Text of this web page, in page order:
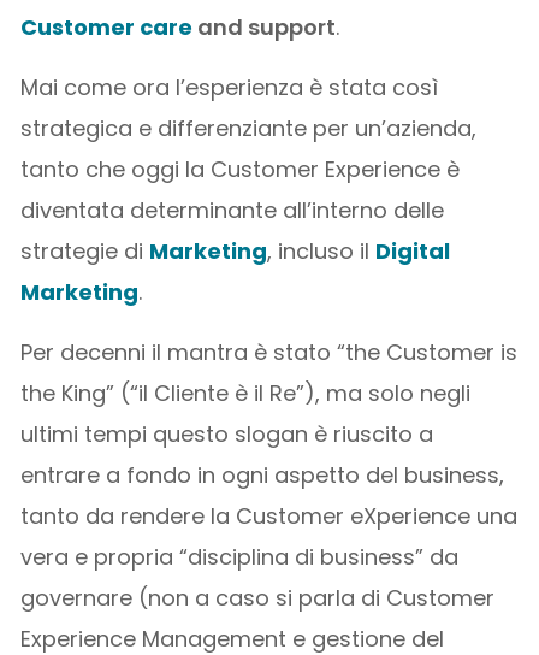
Customer care and support.
Mai come ora l’esperienza è stata così
strategica e differenziante per un’azienda,
tanto che oggi la Customer Experience è
diventata determinante all’interno delle
strategie di Marketing, incluso il Digital
Marketing.
Per decenni il mantra è stato “the Customer is
the King” (“il Cliente è il Re”), ma solo negli
ultimi tempi questo slogan è riuscito a
entrare a fondo in ogni aspetto del business,
tanto da rendere la Customer eXperience una
vera e propria “disciplina di business” da
governare (non a caso si parla di Customer
Experience Management e gestione del